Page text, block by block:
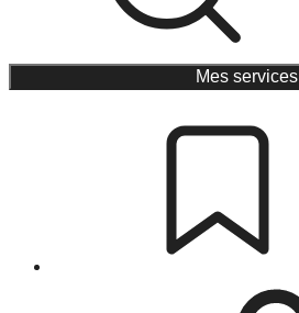
Mes services